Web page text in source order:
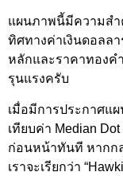
แผนภาพนี้มีความสำ
ทิศทางค่าเงินดอลลา
หลักและราคาทองค
รุนแรงครับ
เมื่อมีการประกาศแ
เทียบค่า Median
ก่อนหน้าทันที หากก
เราจะเรียกว่า